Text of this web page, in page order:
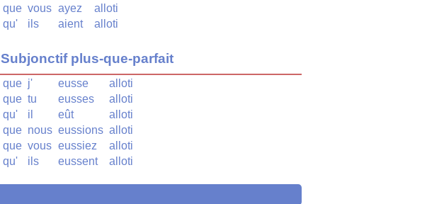
que vous ayez
alloti
qu'
ils aient alloti
Subjonctif plus-que-parfait
que j' eusse
alloti
que tu eusses
alloti
qu'
il eût
alloti
que nous eussions alloti
que vous eussiez
alloti
qu'
ils eussent alloti